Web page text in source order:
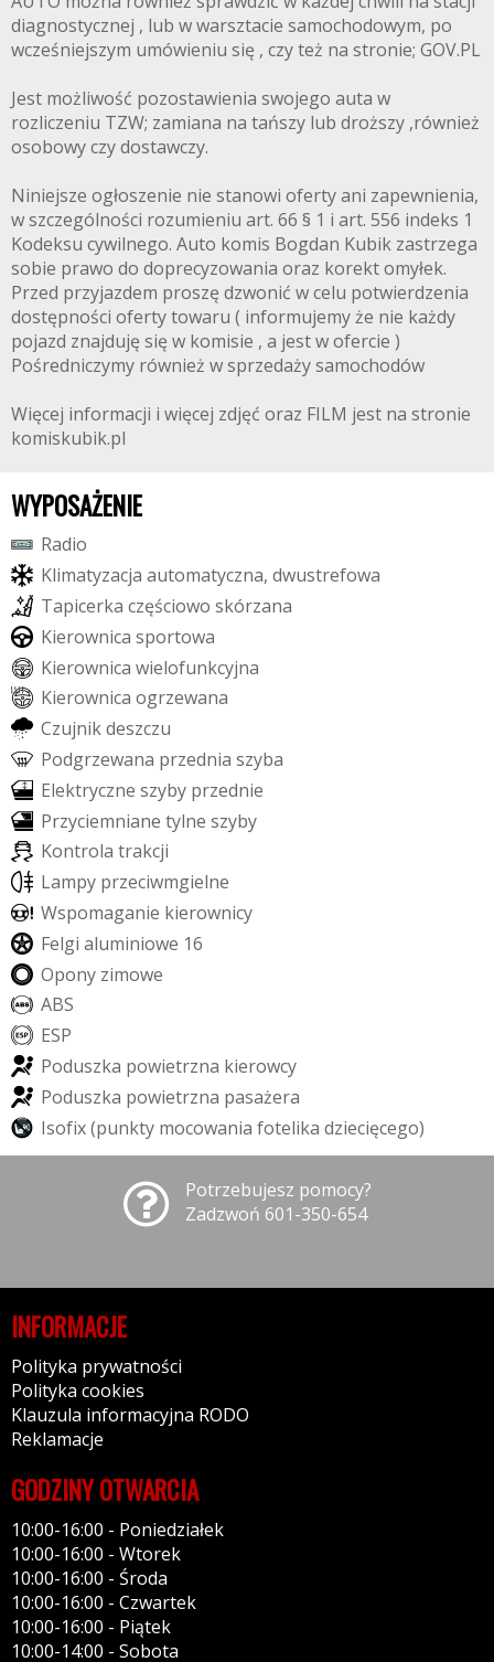
diagnostycznej , lub w warsztacie samochodowym, po
wcześniejszym umówieniu się , czy też na stronie; GOV.PL
Jest możliwość pozostawienia swojego auta w
rozliczeniu TZW; zamiana na tańszy lub droższy ,również
osobowy czy dostawczy.
Niniejsze ogłoszenie nie stanowi oferty ani zapewnienia,
w szczególności rozumieniu art. 66 § 1 i art. 556 indeks 1
Kodeksu cywilnego. Auto komis Bogdan Kubik zastrzega
sobie prawo do doprecyzowania oraz korekt omyłek.
Przed przyjazdem proszę dzwonić w celu potwierdzenia
dostępności oferty towaru ( informujemy że nie każdy
pojazd znajduję się w komisie , a jest w ofercie )
Pośredniczymy również w sprzedaży samochodów
Więcej informacji i więcej zdjęć oraz FILM jest na stronie
komiskubik.pl
WYPOSAŻENIE
Radio
Klimatyzacja automatyczna, dwustrefowa
Tapicerka częściowo skórzana
Kierownica sportowa
Kierownica wielofunkcyjna
Kierownica ogrzewana
Czujnikdeszczu
Podgrzewana przednia szyba
Elektryczne szyby przednie
Przyciemniane tylne szyby
Kontrola trakcji
Lampy przeciwmgielne
Wspomaganie kierownicy
Felgi aluminiowe 16
Opony zimowe
ABS
ESP
Poduszka powietrzna kierowcy
Poduszka powietrzna pasażera
Isofix(punkty mocowania fotelika dziecięcego)
Potrzebujesz pomocy?
Zadzwoń 601-350-654
INFORMACJE
Polityka prywatności
Polityka cookies
Klauzula informacyjna RODO
Reklamacje
GODZINY OTWARCIA
10:00-16:00 - Poniedziałek
10:00-16:00 - Wtorek
10:00-16:00 - Środa
10:00-16:00 - Czwartek
10:00-16:00 - Piątek
10:00-14:00 - Sobota